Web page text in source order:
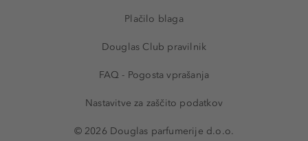
Plačilo blaga
Douglas Club pravilnik
FAQ - Pogosta vprašanja
Nastavitve za zaščito podatkov
© 2026 Douglas parfumerije d.o.o.